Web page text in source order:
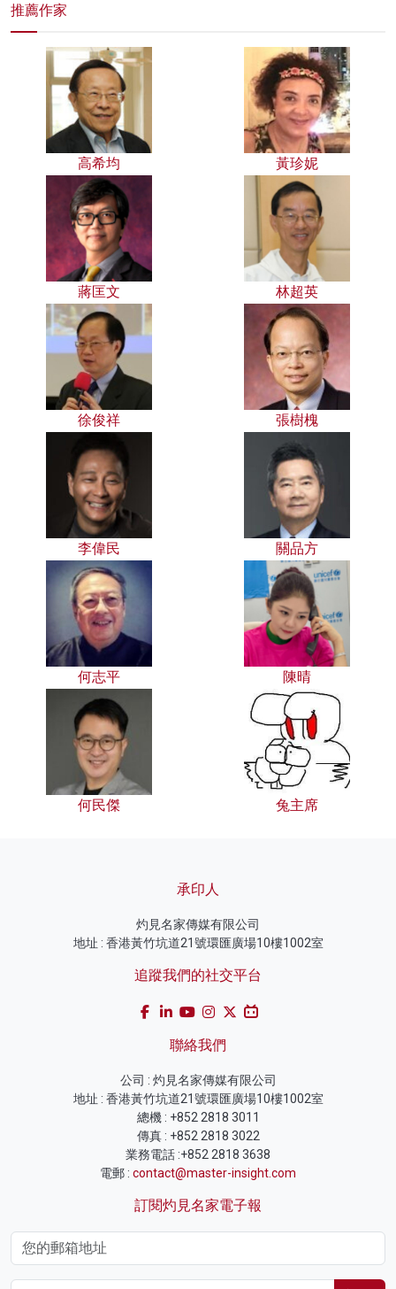
推薦作家
高希均 黃珍妮
蔣匡文 林超英
徐俊祥 張樹槐
李偉民 關品方
何志平 陳晴
何民傑 兔主席
承印人
灼見名家傳媒有限公司
地址 : 香港黃竹坑道21號環匯廣場10樓1002室
追蹤我們的社交平台
聯絡我們
公司 : 灼見名家傳媒有限公司
地址 : 香港黃竹坑道21號環匯廣場10樓1002室
總機 : +852 2818 3011
傳真 : +852 2818 3022
業務電話 :+852 2818 3638
電郵 : contact@master-insight.com
訂閱灼見名家電子報